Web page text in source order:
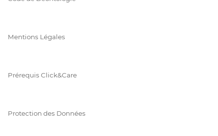
Mentions Légales
Prérequis Click&Care
Protection des Données